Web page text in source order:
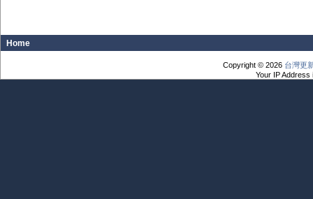
Home
Copyright © 2026 台灣更
Your IP Address